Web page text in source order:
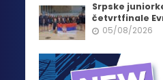
Srpske
četvrtfinale
05/08/2026